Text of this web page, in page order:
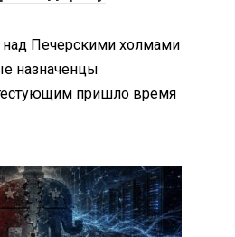
Печерскими холмами
назначенцы
пришло время